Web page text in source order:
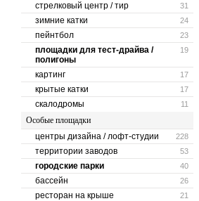
31
стрелковый центр / тир
24
зимние катки
23
пейнтбол
19
площадки для тест-драйва /
полигоны
17
картинг
17
крытые катки
11
скалодромы
Особые площадки
228
центры дизайна / лофт-студии
53
территории заводов
40
городские парки
26
бассейн
21
ресторан на крыше